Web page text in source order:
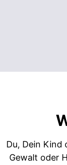
Du, Dein Kind
Gewalt oder